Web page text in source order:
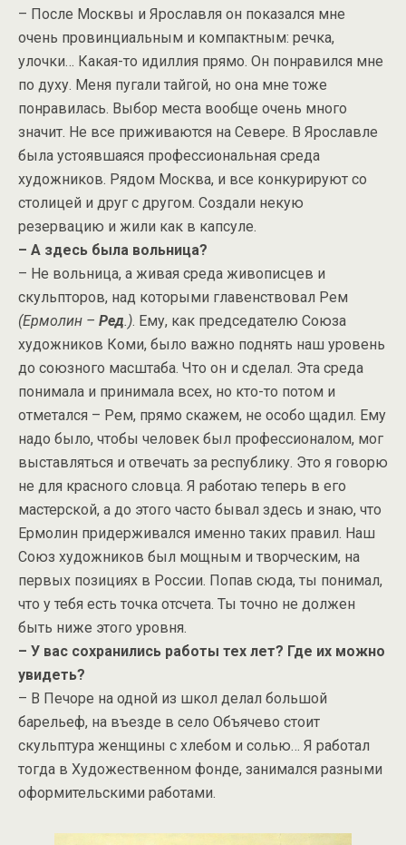
– После Москвы и Ярославля он показался мне
очень провинциальным и компактным: речка,
улочки… Какая-то идиллия прямо. Он понравился мне
по духу. Меня пугали тайгой, но она мне тоже
понравилась. Выбор места вообще очень много
значит. Не все приживаются на Севере. В Ярославле
была устоявшаяся профессиональная среда
художников. Рядом Москва, и все конкурируют со
столицей и друг с другом. Создали некую
резервацию и жили как в капсуле.
– А здесь была вольница?
– Не вольница, а живая среда живописцев и
скульпторов, над которыми главенствовал Рем
(Ермолин – Ред.). Ему, как председателю Союза
художников Коми, было важно поднять наш уровень
до союзного масштаба. Что он и сделал. Эта среда
понимала и принимала всех, но кто-то потом и
отметался – Рем, прямо скажем, не особо щадил. Ему
надо было, чтобы человек был профессионалом, мог
выставляться и отвечать за республику. Это я говорю
не для красного словца. Я работаю теперь в его
мастерской, а до этого часто бывал здесь и знаю, что
Ермолин придерживался именно таких правил. Наш
Союз художников был мощным и творческим, на
первых позициях в России. Попав сюда, ты понимал,
что у тебя есть точка отсчета. Ты точно не должен
быть ниже этого уровня.
– У вас сохранились работы тех лет? Где их можно
увидеть?
– В Печоре на одной из школ делал большой
барельеф, на въезде в село Объячево стоит
скульптура женщины с хлебом и солью… Я работал
тогда в Художественном фонде, занимался разными
оформительскими работами.